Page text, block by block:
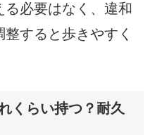
必要はなく、違和
すると歩きやすく
くらい持つ？耐久